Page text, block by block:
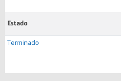
Estado
Terminado